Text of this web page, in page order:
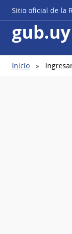
Sitio oficial de la
gub.uy
Ruta
Inicio